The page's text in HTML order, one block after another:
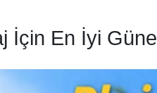
İçin En İyi